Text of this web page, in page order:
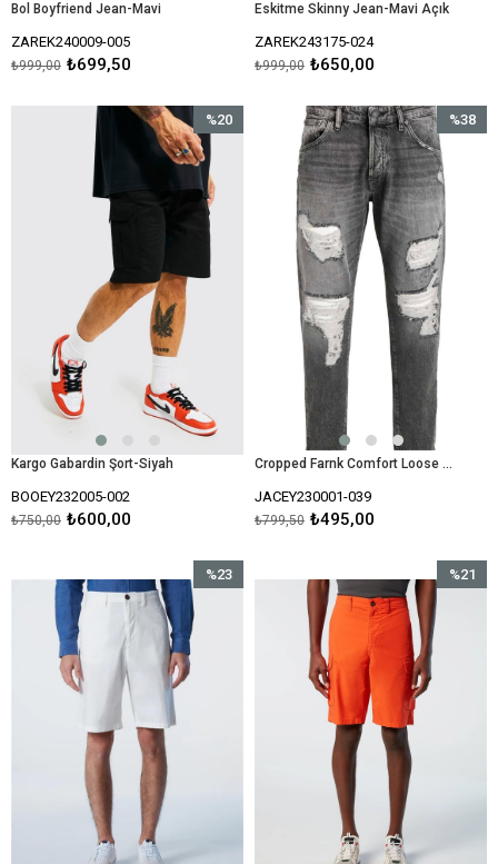
Bol Boyfriend Jean-Mavi
ZAREK240009-005
₺699,50
₺999,00
Eskitme Skinny Jean-Mavi Açık
ZAREK243175-024
₺650,00
₺999,00
Kargo Gabardin Şort-Siyah
BOOEY232005-002
₺600,00
₺750,00
%20
İndirim
%20İndirim
Cropped Farnk Comfort Loose Jean-Antrasit
JACEY230001-039
₺495,00
₺799,50
%38
İndirim
%23
%21